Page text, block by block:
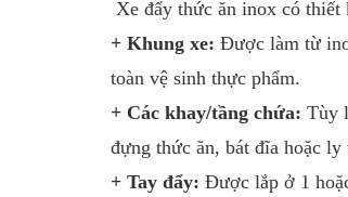
Xe đẩy thức ăn inox có thiết
+ Khung xe: Được làm từ
toàn vệ sinh thực phẩm.
+ Các khay/tầng chứa: Tùy
đựng thức ăn, bát đĩa hoặc ly
+ Tay đẩy: Được lắp ở 1